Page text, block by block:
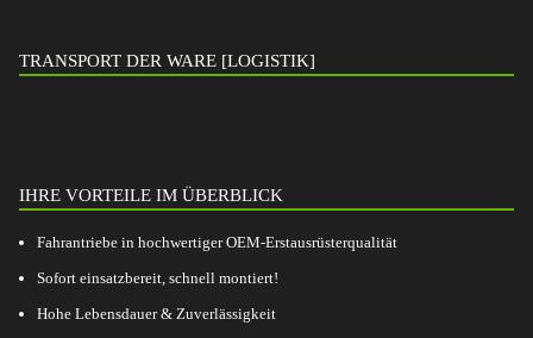
TRANSPORT DER WARE [LOGISTIK]
IHRE VORTEILE IM ÜBERBLICK
Fahrantriebe in hochwertiger OEM-Erstausrüsterqualität
Sofort einsatzbereit, schnell montiert!
Hohe Lebensdauer & Zuverlässigkeit